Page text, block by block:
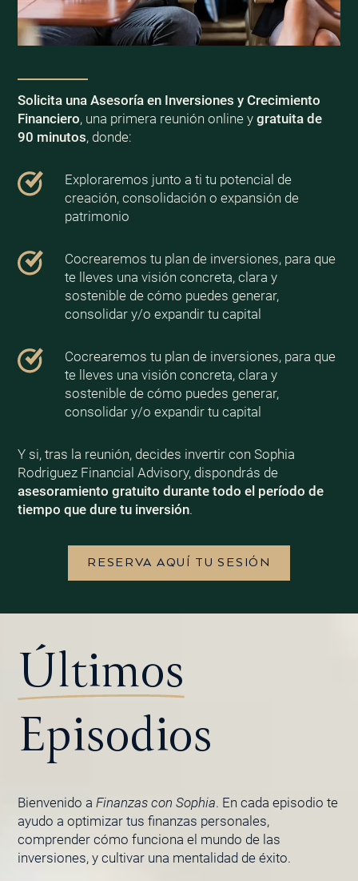
Solicita una Asesoría en Inversiones y Crecimiento
Financiero, una primera reunión online y gratuita de
90 minutos, donde:
Exploraremos junto a ti tu potencial de
creación, consolidación o expansión de
patrimonio
Cocrearemos tu plan de inversiones, para que
te lleves una visión concreta, clara y
sostenible de cómo puedes generar,
consolidar y/o expandir tu capital
Cocrearemos tu plan de inversiones, para que
te lleves una visión concreta, clara y
sostenible de cómo puedes generar,
consolidar y/o expandir tu capital
Y si, tras la reunión, decides invertir con Sophia
Rodriguez Financial Advisory, dispondrás de
asesoramiento gratuito durante todo el período de
tiempo que dure tu inversión.
RESERVA AQUÍ TU SESIÓN
Últimos
Episodios
Bienvenido a Finanzas con Sophia. En cada episodio te
ayudo a optimizar tus finanzas personales,
comprender cómo funciona el mundo de las
inversiones, y cultivar una mentalidad de éxito.